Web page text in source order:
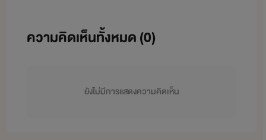
ความคิดเห็นทั้งหมด (0)
ยังไม่มีการแสดงความคิดเห็น